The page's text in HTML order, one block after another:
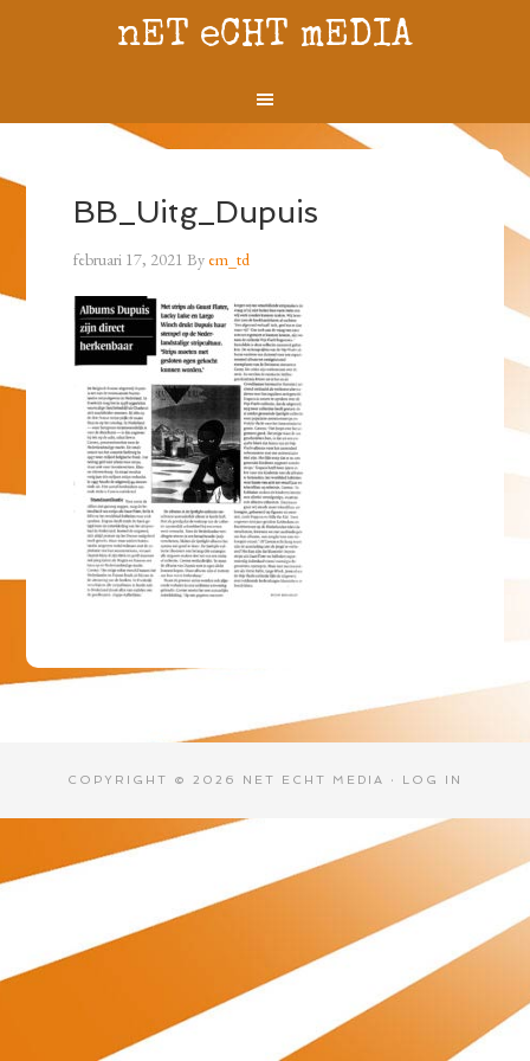
nET eCHT mEDIA
BB_Uitg_Dupuis
februari 17, 2021 Byem_td
COPYRIGHT © 2026 NET ECHT MEDIA · LOG IN